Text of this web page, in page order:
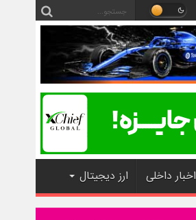
اخبار داخلی ارز دیجیتال